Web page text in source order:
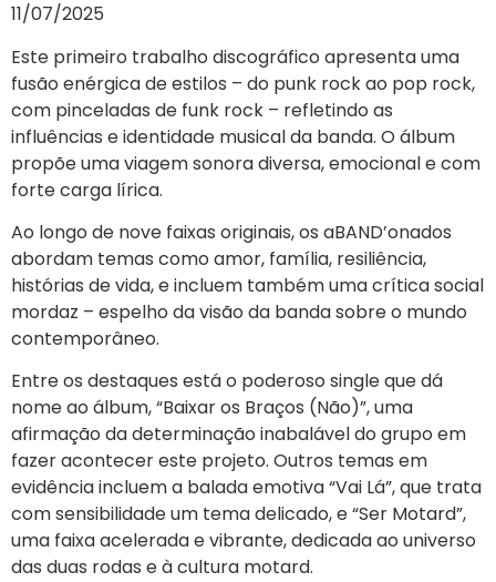
11/07/2025
Este primeiro trabalho discográfico apresenta uma
fusão enérgica de estilos – do punk rock ao pop rock,
com pinceladas de funk rock – refletindo as
influências e identidade musical da banda. O álbum
propõe uma viagem sonora diversa, emocional e com
forte carga lírica.
Ao longo de nove faixas originais, os aBAND’onados
abordam temas como amor, família, resiliência,
histórias de vida, e incluem também uma crítica social
mordaz – espelho da visão da banda sobre o mundo
contemporâneo.
Entre os destaques está o poderoso single que dá
nome ao álbum, “Baixar os Braços (Não)”, uma
afirmação da determinação inabalável do grupo em
fazer acontecer este projeto. Outros temas em
evidência incluem a balada emotiva “Vai Lá”, que trata
com sensibilidade um tema delicado, e “Ser Motard”,
uma faixa acelerada e vibrante, dedicada ao universo
das duas rodas e à cultura motard.